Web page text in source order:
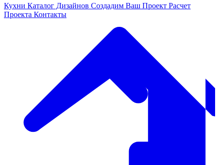
Кухни Каталог Дизайнов Создадим Ваш Проект Расчет
Проекта Контакты